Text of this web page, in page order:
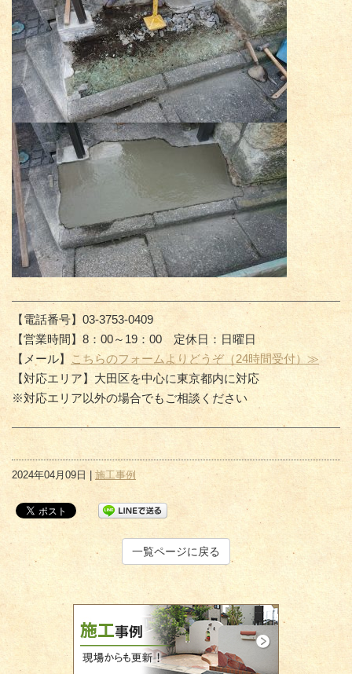
【電話番号】03-3753-0409
【営業時間】8：00～19：00 定休日：日曜日
【メール】
こちらのフォームよりどうぞ（24時間受付）≫
【対応エリア】大田区を中心に東京都内に対応
※対応エリア以外の場合でもご相談ください
2024年04月09日 | 施工事例
一覧ページに戻る